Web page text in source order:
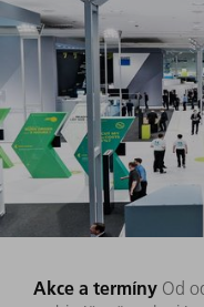
Akce a termíny Od